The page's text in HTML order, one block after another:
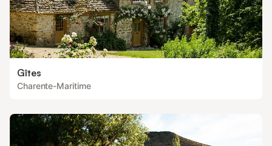
Gîtes
Charente-Maritime